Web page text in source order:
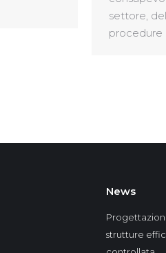
settore,
procedure
News
strutture